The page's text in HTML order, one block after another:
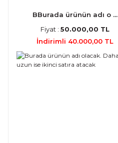
BBurada ürünün adı o ...
Fiyat : 50.000,00 TL
İndirimli 40.000,00 TL